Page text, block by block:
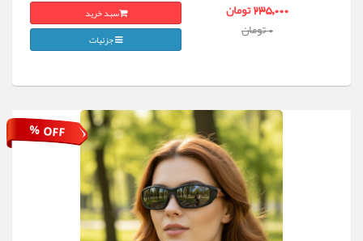
235,000 تومان
0 تومان
سبد خرید
جزئیات
% OFF